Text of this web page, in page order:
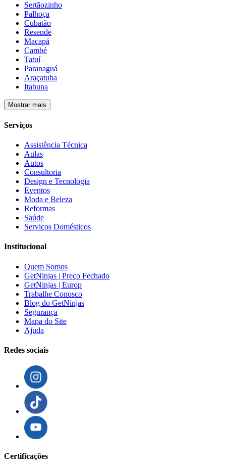
Sertãozinho
Palhoça
Cubatão
Resende
Macapá
Cambé
Tatuí
Paranaguá
Araçatuba
Itabuna
Mostrar mais
Serviços
Assistência Técnica
Aulas
Autos
Consultoria
Design e Tecnologia
Eventos
Moda e Beleza
Reformas
Saúde
Serviços Domésticos
Institucional
Quem Somos
GetNinjas | Preço Fechado
GetNinjas | Europ
Trabalhe Conosco
Blog do GetNinjas
Segurança
Mapa do Site
Ajuda
Redes sociais
Certificações